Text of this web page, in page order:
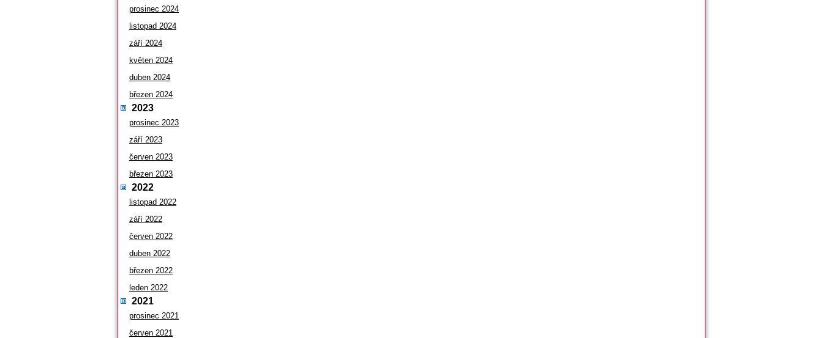
prosinec 2024
listopad 2024
září 2024
květen 2024
duben 2024
březen 2024
2023
prosinec 2023
září 2023
červen 2023
březen 2023
2022
listopad 2022
září 2022
červen 2022
duben 2022
březen 2022
leden 2022
2021
prosinec 2021
červen 2021